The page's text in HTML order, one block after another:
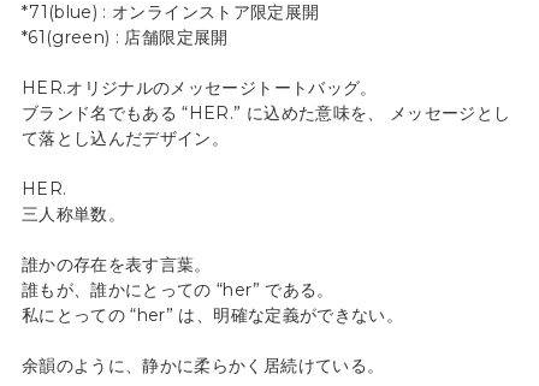
*71(blue) : オンラインストア限定展開
*61(green) : 店舗限定展開
HER.オリジナルのメッセージトートバッグ。
ブランド名でもある “HER.” に込めた意味を、 メッセージとし
て落とし込んだデザイン。
HER.
三人称単数。
誰かの存在を表す言葉。
誰もが、誰かにとっての “her” である。
私にとっての “her” は、明確な定義ができない。
余韻のように、静かに柔らかく居続けている。